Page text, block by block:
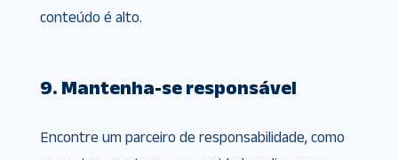
conteúdo é alto.
9. Mantenha-se responsável
Encontre um parceiro de responsabilidade, como